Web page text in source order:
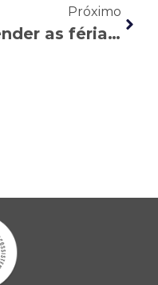
Próximo
Vender as férias: entenda esse direito do trabalhador